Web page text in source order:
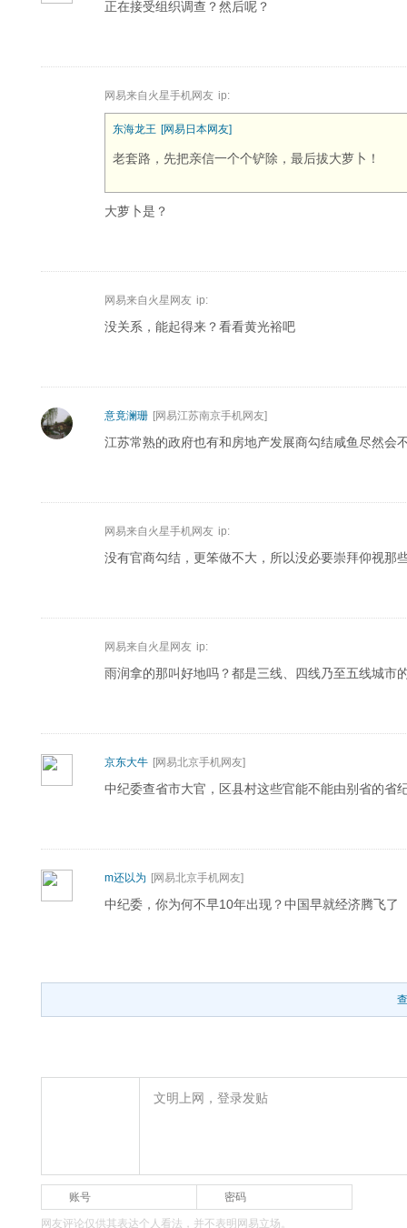
正在接受组织调查？然后呢？
网易来自火星手机网友 ip:
东海龙王 [网易日本网友]
老套路，先把亲信一个个铲除，最后拔大萝卜！
大萝卜是？
网易来自火星网友 ip:
没关系，能起得来？看看黄光裕吧
意竟澜珊 [网易江苏南京手机网友]
江苏常熟的政府也有和房地产发展商勾结咸鱼尽然会
网易来自火星手机网友 ip:
没有官商勾结，更笨做不大，所以没必要崇拜仰视那
网易来自火星网友 ip:
雨润拿的那叫好地吗？都是三线、四线乃至五线城市
京东大牛 [网易北京手机网友]
中纪委查省市大官，区县村这些官能不能由别省的省
m还以为 [网易北京手机网友]
中纪委，你为何不早10年出现？中国早就经济腾飞了
文明上网，登录发贴
网友评论仅供其表达个人看法，并不表明网易立场。